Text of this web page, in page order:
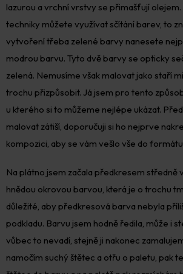
lazurou a vrchní vrstvy se přimašťují
techniky můžete využívat sčítání barev, to
vytvoření třeba zelené barvy nanesete
modrou barvu. Tyto dvě barvy se opticky
zelená. Nemusíme však malovat jako staří
trochu přizpůsobit. Já jsem pro tento
u kterého si to můžeme nejlépe ukázat.
malovat zátiší, doporučuji si ho nejprve
kompozici, aby se vám vešlo vše do
Na plátno jsem začala předkresem středně
hnědou okrovou barvou, která je o trochu
důležité, aby předkresová barva nebyla
podkladu. Barvu jsem hodně ředila, může i
vůbec to nevadí, stejně ji nakonec
namočím suchý štětec a otřu o paletu, pak